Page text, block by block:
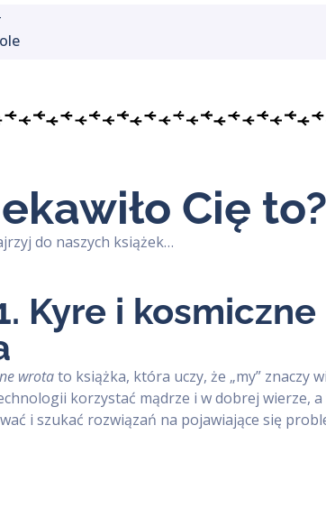
Cię to?
do naszych książek…
Kyre i kosmiczne
wrotato książka, która uczy, że „my” znaczy
korzystać mądrze i w dobrej wierze,
i szukać rozwiązań na pojawiające się